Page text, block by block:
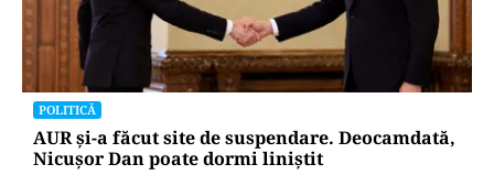
POLITICĂ
AUR și-a făcut site de suspendare. Deocamdată,
Nicușor Dan poate dormi liniștit